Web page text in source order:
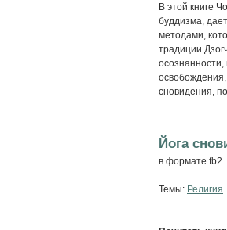
В этой книге
буддизма,
методами,
традиции
освобождения,
сновидения,
Йога
в формате fb2
Темы: Религия